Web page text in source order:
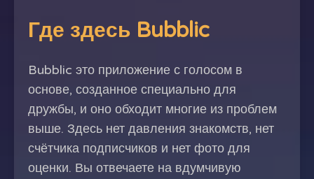
Где здесь Bubblic
Bubblic это приложение с голосом в
основе, созданное специально для
дружбы, и оно обходит многие из проблем
выше. Здесь нет давления знакомств, нет
счётчика подписчиков и нет фото для
оценки. Вы отвечаете на вдумчивую